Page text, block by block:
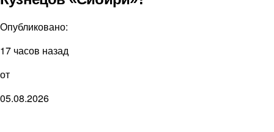
Опубликовано:
17 часов назад
от
05.08.2026